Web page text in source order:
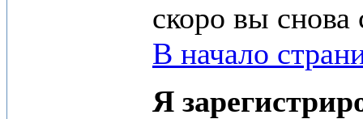
скоро вы
В начало
Я